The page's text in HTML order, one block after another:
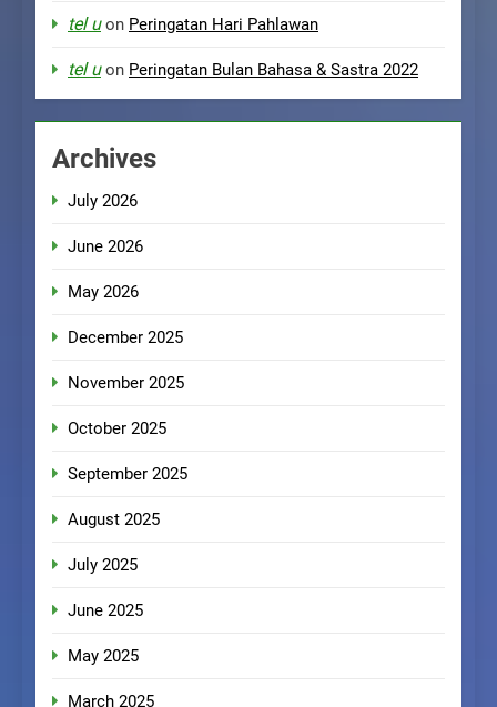
tel uon Peringatan Hari Pahlawan
tel uon Peringatan Bulan Bahasa & Sastra 2022
Archives
July 2026
June 2026
May 2026
December 2025
November 2025
October 2025
September 2025
August 2025
July 2025
June 2025
May 2025
March 2025